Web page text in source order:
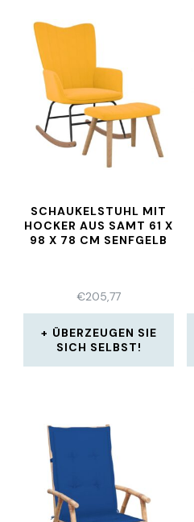
SCHAUKELSTUHL MIT
HOCKER AUS SAMT 61 X
98 X 78 CM SENFGELB
€205,77
ÜBERZEUGEN SIE
SICH SELBST!